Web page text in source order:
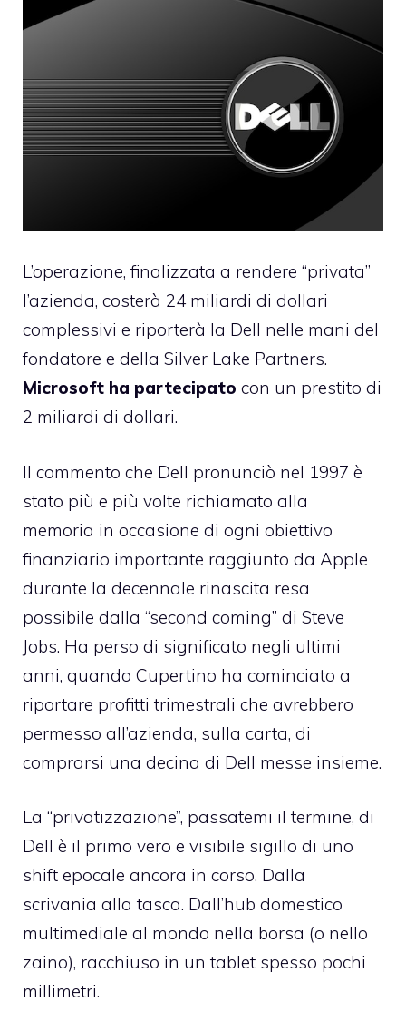
L’operazione, finalizzata a rendere “privata”
l’azienda, costerà 24 miliardi di dollari
complessivi e riporterà la Dell nelle mani del
fondatore e della Silver Lake Partners.
Microsoft ha partecipato con un prestito di
2 miliardi di dollari.
Il commento che Dell pronunciò nel 1997 è
stato più e più volte richiamato alla
memoria in occasione di ogni obiettivo
finanziario importante raggiunto da Apple
durante la decennale rinascita resa
possibile dalla “second coming” di Steve
Jobs. Ha perso di significato negli ultimi
anni, quando Cupertino ha cominciato a
riportare profitti trimestrali che avrebbero
permesso all’azienda, sulla carta, di
comprarsi una decina di Dell messe insieme.
La “privatizzazione”, passatemi il termine, di
Dell è il primo vero e visibile sigillo di uno
shift epocale ancora in corso. Dalla
scrivania alla tasca. Dall’hub domestico
multimediale al mondo nella borsa (o nello
zaino), racchiuso in un tablet spesso pochi
millimetri.